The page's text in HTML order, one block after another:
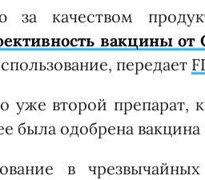
за качеством
вакцины от
передает
уже второй препарат,
была одобрена вакцина
в чрезвычайных